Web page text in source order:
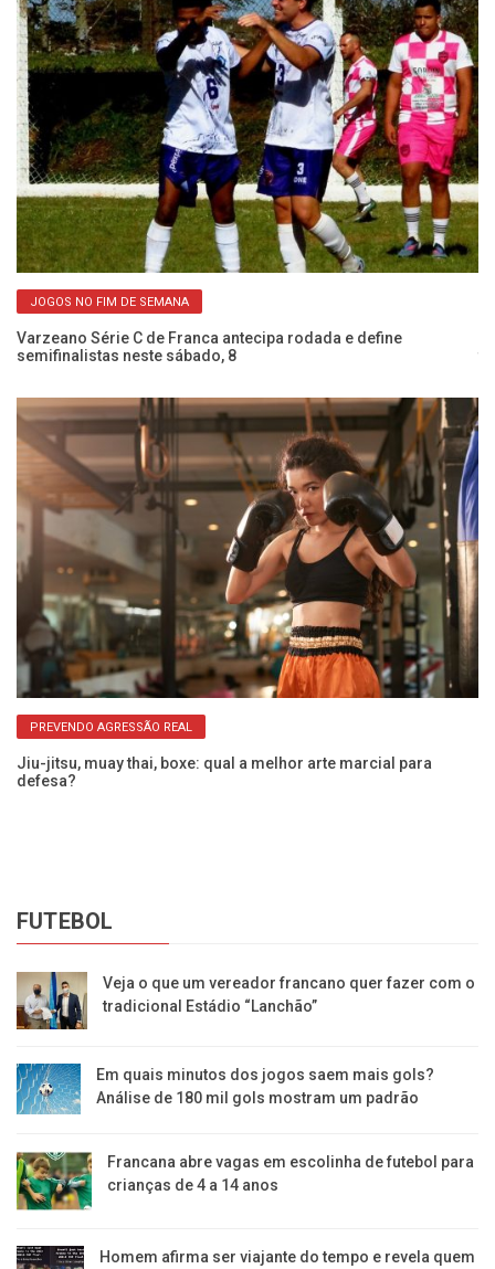
JOGOS NO FIM DE SEMANA
Varzeano Série C de Franca antecipa rodada e define
semifinalistas neste sábado, 8
PREVENDO AGRESSÃO REAL
Jiu-jitsu, muay thai, boxe: qual a melhor arte marcial para
defesa?
FUTEBOL
Veja o que um vereador francano quer fazer com o
tradicional Estádio “Lanchão”
Em quais minutos dos jogos saem mais gols?
Análise de 180 mil gols mostram um padrão
Francana abre vagas em escolinha de futebol para
crianças de 4 a 14 anos
Homem afirma ser viajante do tempo e revela quem